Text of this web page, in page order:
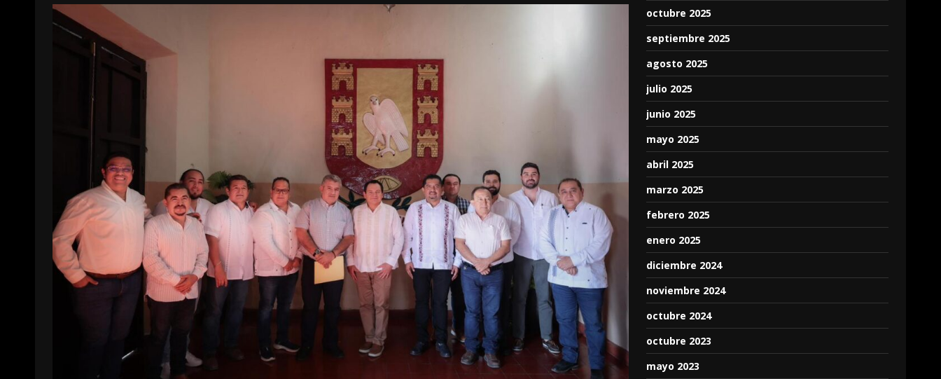
octubre 2025
septiembre 2025
agosto 2025
julio 2025
junio 2025
mayo 2025
abril 2025
marzo 2025
febrero 2025
enero 2025
diciembre 2024
noviembre 2024
octubre 2024
octubre 2023
mayo 2023